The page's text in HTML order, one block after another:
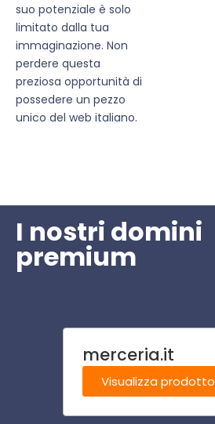
suo potenziale è solo
limitato dalla tua
immaginazione. Non
perdere questa
preziosa opportunità di
possedere un pezzo
unico del web italiano.
I nostri domini
premium
merceria.it
Visualizza prodotto